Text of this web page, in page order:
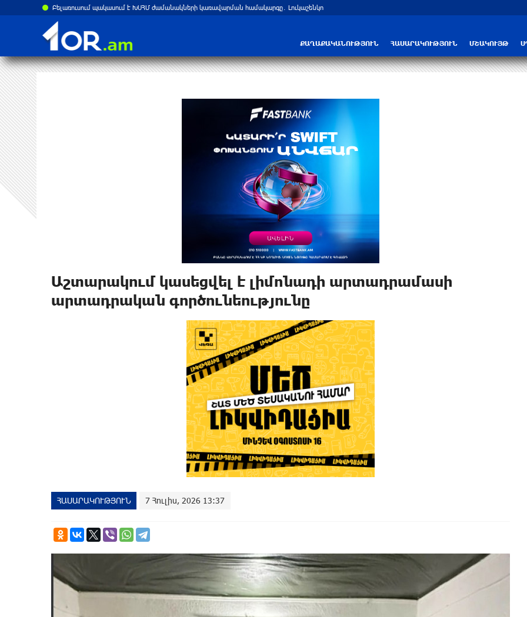
Հայ ուշուիստները մեդալներ են նվաճել Բաթումի բաց առաջնությունում
ՔԱՂԱՔԱԿԱՆՈՒԹՅՈՒՆ ՀԱՍԱՐԱԿՈՒԹՅՈՒՆ ՄՇԱԿՈՒՅԹ
Աշտարակում կասեցվել է լիմոնադի արտադրամասի
արտադրական գործունեությունը
ՀԱՍԱՐԱԿՈՒԹՅՈՒՆ 7 Հուլիս, 2026 13:37